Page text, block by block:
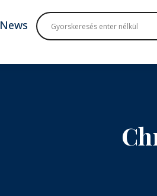
News